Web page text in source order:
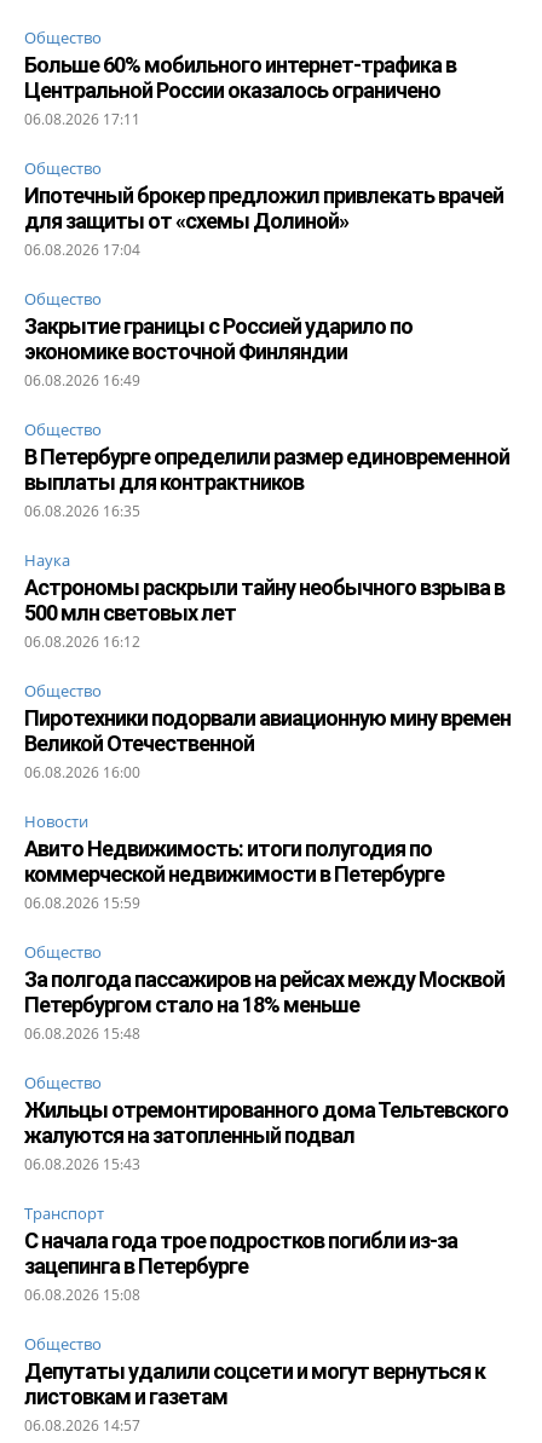
Общество
Больше 60% мобильного интернет-трафика в
Центральной России оказалось ограничено
06.08.2026 17:11
Общество
Ипотечный брокер предложил привлекать врачей
для защиты от «схемы Долиной»
06.08.2026 17:04
Общество
Закрытие границы с Россией ударило по
экономике восточной Финляндии
06.08.2026 16:49
Общество
В Петербурге определили размер единовременной
выплаты для контрактников
06.08.2026 16:35
Наука
Астрономы раскрыли тайну необычного взрыва в
500 млн световых лет
06.08.2026 16:12
Общество
Пиротехники подорвали авиационную мину времен
Великой Отечественной
06.08.2026 16:00
Новости
Авито Недвижимость: итоги полугодия по
коммерческой недвижимости в Петербурге
06.08.2026 15:59
Общество
За полгода пассажиров на рейсах между Москвой
Петербургом стало на 18% меньше
06.08.2026 15:48
Общество
Жильцы отремонтированного дома Тельтевского
жалуются на затопленный подвал
06.08.2026 15:43
Транспорт
С начала года трое подростков погибли из-за
зацепинга в Петербурге
06.08.2026 15:08
Общество
Депутаты удалили соцсети и могут вернуться к
листовкам и газетам
06.08.2026 14:57